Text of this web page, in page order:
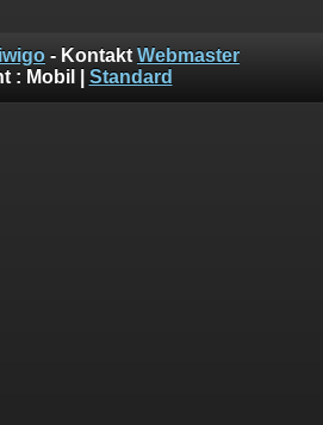
- Kontakt Webmaster
: Mobil Standard